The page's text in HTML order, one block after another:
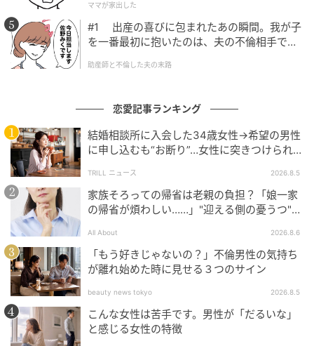
ママが家出した
#1 出産の喜びに包まれたあの瞬間。我が子
を一番最初に抱いたのは、夫の不倫相手でし
助産師と不倫した夫の末路
恋愛記事ランキング
結婚相談所に入会した34歳女性→希望の男性
に申し込むも“お断り”…女性に突きつけられた
TRILL ニュース 2026.8.5
家族そろっての帰省は老親の負担？「娘一家
の帰省が煩わしい……」"迎える側の憂うつ"の
All About 2026.8.6
「もう好きじゃないの？」不倫男性の気持ち
が離れ始めた時に見せる３つのサイン
beauty news tokyo 2026.8.5
こんな女性は苦手です。男性が「だるいな」
と感じる女性の特徴